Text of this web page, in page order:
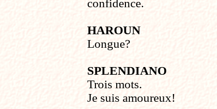
confidence.
HAROUN
Longue?
SPLENDIANO
Trois mots.
Je suis amoureux!